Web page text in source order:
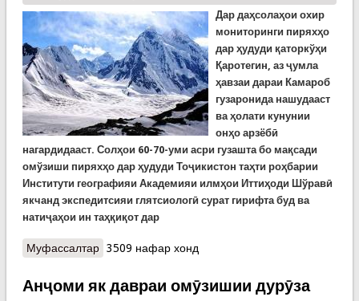
Дар даҳсолаҳои охир
мониторинги пиряхҳо
дар ҳудуди қаторкўҳи
Қаротегин, аз ҷумла
ҳавзаи дараи Камароб
гузаронида нашудааст
ва ҳолати кунунии
онҳо арзёбӣ
нагардидааст. Солҳои 60-70-уми асри гузашта бо мақсади
омўзиши пиряхҳо дар ҳудуди Тоҷикистон таҳти роҳбарии
Институти географияи Академияи илмҳои Иттиҳоди Шўравӣ
якчанд экспедитсияи глятсиологӣ сурат гирифта буд ва
натиҷаҳои ин таҳқиқот дар
Муфассалтаро Ҳолати пиряхҳои мавзеи дараи Камароб
3509 нафар хонд
Анҷоми як давраи омӯзишии дурӯза